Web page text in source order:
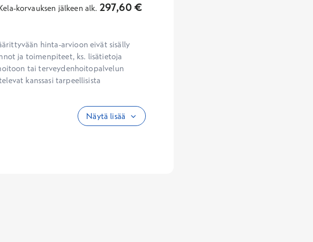
korvauksen jälkeen alk. 297,60€
hinta-arvioon eivät sisälly
ja toimenpiteet, ks. lisätietoja
tai terveydenhoitopalvelun
kanssasi tarpeellisista
Näytä lisää